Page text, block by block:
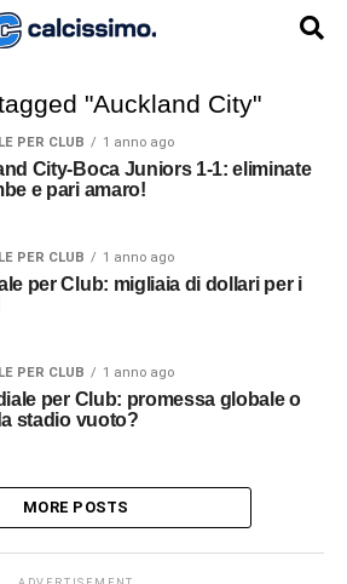
"Auckland City"
PER CLUB 1 anno ago
City-Boca Juniors 1-1: eliminate
e pari amaro!
PER CLUB 1 anno ago
per Club: migliaia di dollari per i
PER CLUB 1 anno ago
per Club: promessa globale o
stadio vuoto?
MORE POSTS